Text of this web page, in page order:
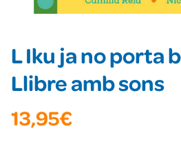
L Iku ja no porta
Llibre amb sons
13,95€